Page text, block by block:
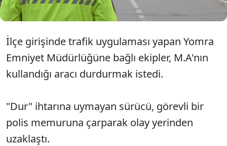
İlçe girişinde trafik uygulaması yapan Yomra
Emniyet Müdürlüğüne bağlı ekipler, M.A'nın
kullandığı aracı durdurmak istedi.
"Dur" ihtarına uymayan sürücü, görevli bir
polis memuruna çarparak olay yerinden
uzaklaştı.